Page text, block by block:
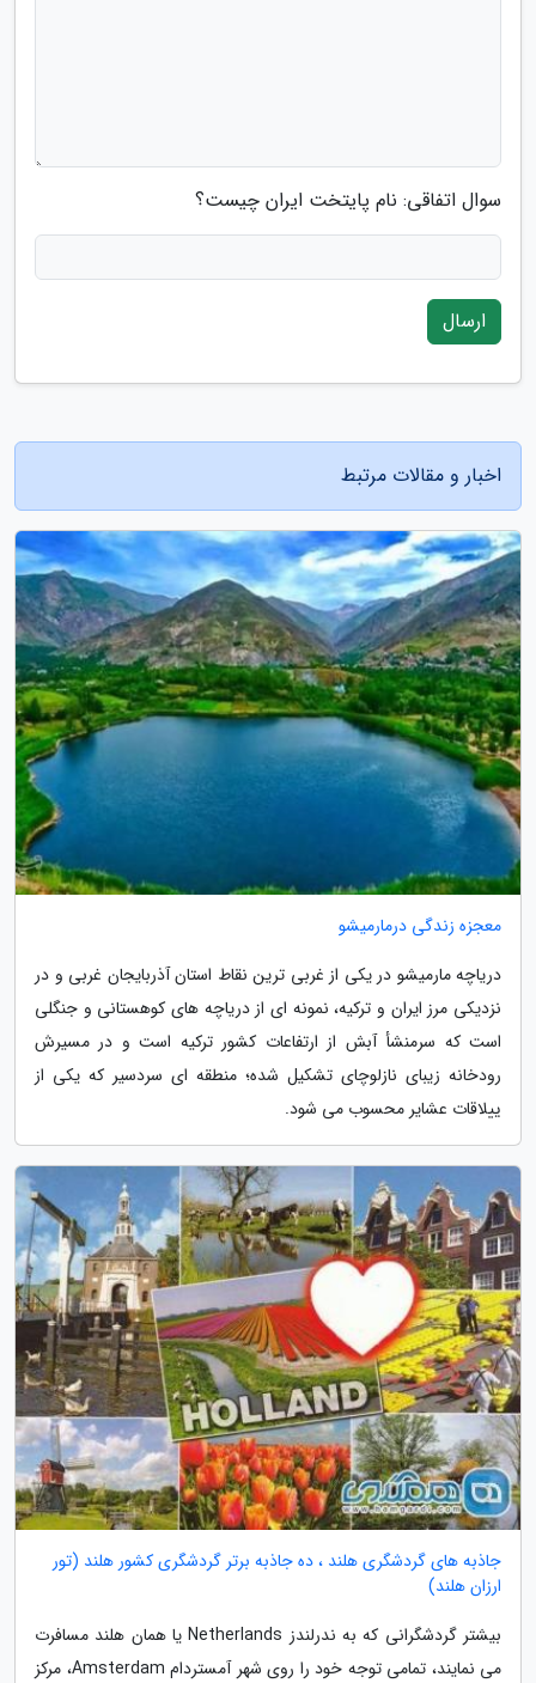
سوال اتفاقی: نام پایتخت ایران چیست؟
ارسال
اخبار و مقالات مرتبط
معجزه زندگی درمارمیشو
دریاچه مارمیشو در یکی از غربی ترین نقاط استان آذربایجان غربی و در
نزدیکی مرز ایران و ترکیه، نمونه ای از دریاچه های کوهستانی و جنگلی
است که سرمنشأ آبش از ارتفاعات کشور ترکیه است و در مسیرش
رودخانه زیبای نازلوچای تشکیل شده؛ منطقه ای سردسیر که یکی از
ییلاقات عشایر محسوب می شود.
جاذبه های گردشگری هلند ، ده جاذبه برتر گردشگری کشور هلند (تور
ارزان هلند)
بیشتر گردشگرانی که به ندرلندز Netherlands یا همان هلند مسافرت
می نمایند، تمامی توجه خود را روی شهر آمستردام Amsterdam، مرکز